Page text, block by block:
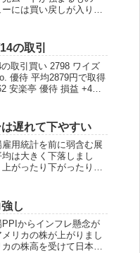
には買い戻しが入り、
た空気が漂い始める
トは何かにつけて暴落
ちです。も...
の取引
取引買い 2798 ワイズ
優待 平均2879円で取得
安楽亭 優待 損益 +4%
優待 ...
遅れて下やすい
用統計を前に弱含む展
は大きく下落しまし
がったり下がったり独
あるものの大きく影響
経はあんなに下がった
ち株がプ...
し
からインフレ懸念が
リカの株が上がりまし
の株高を受けて日本株